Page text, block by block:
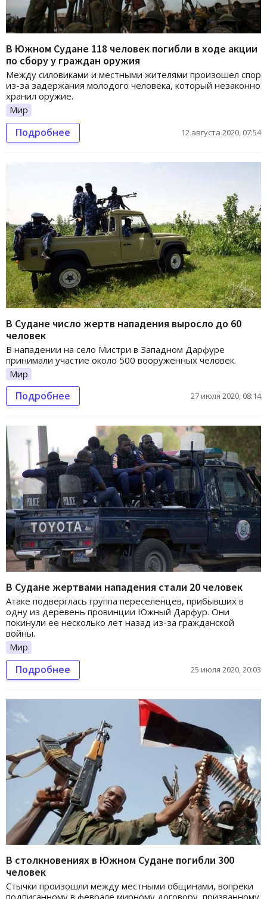
В Южном Судане 118 человек погибли в ходе акции
по сбору у граждан оружия
Между силовиками и местными жителями произошел спор
из-за задержания молодого человека, который незаконно
хранил оружие.
Мир
Подробнее 12 августа 2020, 07:54
В Судане число жертв нападения выросло до 60
человек
В нападении на село Мистри в Западном Дарфуре
принимали участие около 500 вооруженных человек.
Мир
Подробнее 27 июля 2020, 08:14
В Судане жертвами нападения стали 20 человек
Атаке подверглась группа переселенцев, прибывших в
одну из деревень провинции Южный Дарфур. Они
покинули ее несколько лет назад из-за гражданской
войны.
Мир
Подробнее 25 июля 2020, 20:03
В столкновениях в Южном Судане погибли 300
человек
Стычки произошли между местными общинами, вопреки